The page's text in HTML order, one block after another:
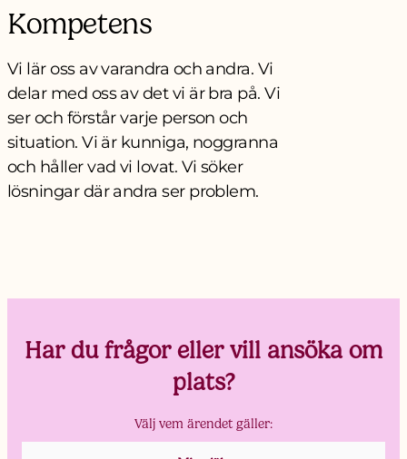
Kompetens
Vi lär oss av varandra och andra. Vi
delar med oss av det vi är bra på. Vi
ser och förstår varje person och
situation. Vi är kunniga, noggranna
och håller vad vi lovat. Vi söker
lösningar där andra ser problem.